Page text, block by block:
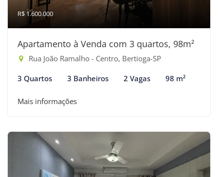
R$ 1.600.000
Apartamento à Venda com 3 quartos, 98m²
Rua João Ramalho - Centro, Bertioga-SP
3 Quartos 3 Banheiros 2 Vagas 98 m²
Mais informações